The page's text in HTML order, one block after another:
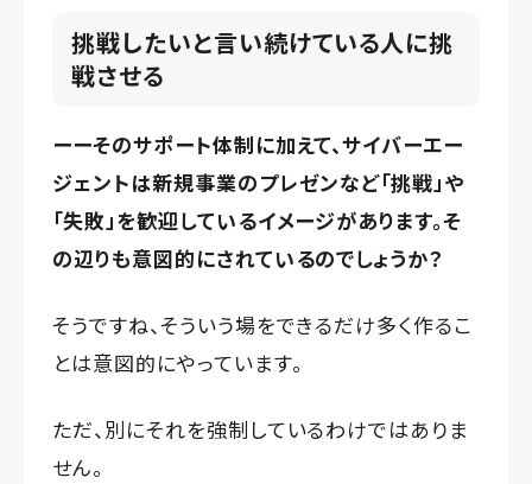
挑戦したいと言い続けている人に挑
戦させる
ーーそのサポート体制に加えて、サイバーエー
ジェントは新規事業のプレゼンなど「挑戦」や
「失敗」を歓迎しているイメージがあります。そ
の辺りも意図的にされているのでしょうか？
そうですね、そういう場をできるだけ多く作るこ
とは意図的にやっています。
ただ、別にそれを強制しているわけではありま
せん。